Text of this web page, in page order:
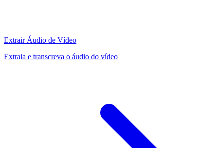
Extrair Áudio de Vídeo
Extraia e transcreva o áudio do vídeo